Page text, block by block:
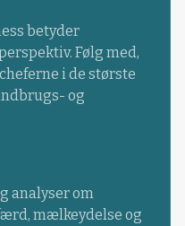
betyder
Følg med,
i de største
og
analyser om
mælkeydelse og